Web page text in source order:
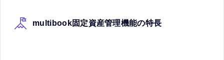
multibook固定資産管理機能の特長